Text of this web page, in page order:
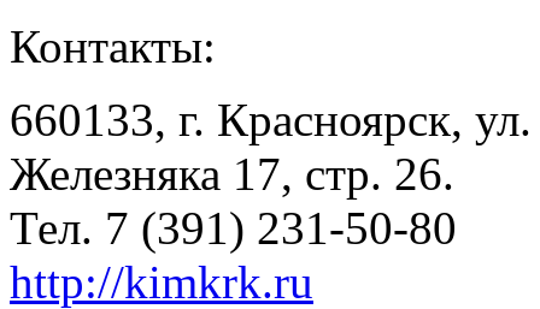
Контакты:
660133, г. Красноярск,
Железняка 17, стр. 26.
Тел. 7 (391) 231-50-80
http://kimkrk.ru